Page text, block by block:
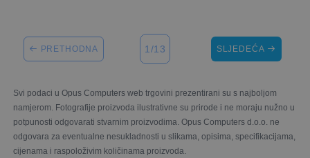
PRETHODNA 1/13 SLJEDEĆA
Svi podaci u Opus Computers web trgovini prezentirani su s najboljom
namjerom. Fotografije proizvoda ilustrativne su prirode i ne moraju nužno u
potpunosti odgovarati stvarnim proizvodima. Opus Computers d.o.o. ne
odgovara za eventualne nesukladnosti u slikama, opisima, specifikacijama,
cijenama i raspoloživim količinama proizvoda.